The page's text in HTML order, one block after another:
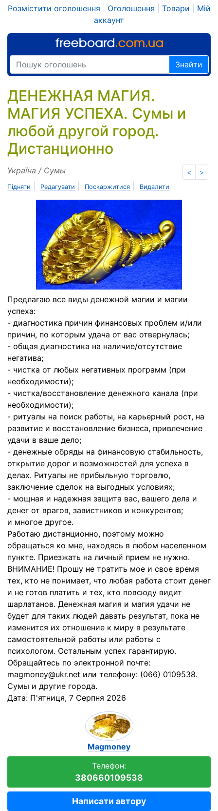
Розмістити оголошення Оголошення Товари
Мій
аккаунт
Знайти
ДЕНЕЖНАЯ МАГИЯ.
МАГИЯ УСПЕХА. Сумы и
любой другой город.
Дистанционно
< >
Україна / Сумы
Підняти Редагувати Поскаржитися Видалити
Предлагаю все виды денежной магии и магии
успеха:
- диагностика причин финансовых проблем и/или
причин, по которым удача от вас отвернулась;
- общая диагностика на наличие/отсутствие
негатива;
- чистка от любых негативных программ (при
необходимости);
- чистка/восстановление денежного канала (при
необходимости);
- ритуалы на поиск работы, на карьерный рост, на
развитие и восстановление бизнеса, привлечение
удачи в ваше дело;
- денежные обряды на финансовую стабильность,
открытие дорог и возможностей для успеха в
делах. Ритуалы не прибыльную торговлю,
заключение сделок на выгодных условиях;
- мощная и надежная защита вас, вашего дела и
денег от врагов, завистников и конкурентов;
и многое другое.
Работаю дистанционно, поэтому можно
обращаться ко мне, находясь в любом населенном
пункте. Приезжать на личный прием не нужно.
ВНИМАНИЕ! Прошу не тратить мое и свое время
тех, кто не понимает, что любая работа стоит денег
и не готов платить и тех, кто повсюду видит
шарлатанов. Денежная магия и магия удачи не
будет для таких людей давать результат, пока не
изменится их отношение к миру в результате
самостоятельной работы или работы с
психологом. Остальным успех гарантирую.
Обращайтесь по электронной почте:
magmoney@ukr.net или телефону: (066) 0109538.
Сумы и другие города.
Дата: П'ятниця, 7 Серпня 2026
Magmoney
Телефон:
380660109538
Написати автору